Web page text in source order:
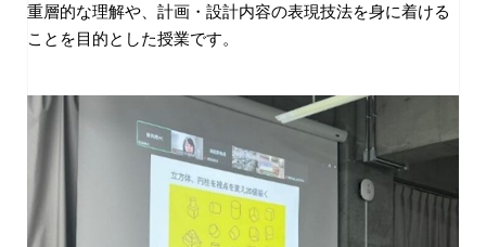
重層的な理解や、計画・設計内容の表現技法を身に着ける
ことを目的とした授業です。